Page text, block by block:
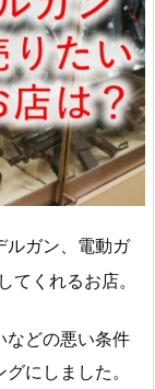
ルガン、電動ガ
てくれるお店。
などの悪い条件
にしました。